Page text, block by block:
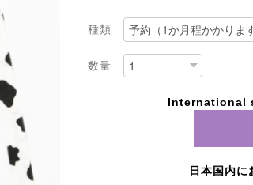
種類
数量
International
日本国内に